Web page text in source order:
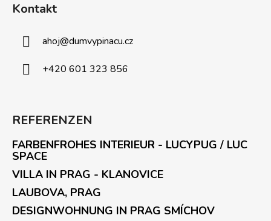
Kontakt
ahoj@dumvypinacu.cz
+420 601 323 856
REFERENZEN
FARBENFROHES INTERIEUR - LUCYPUG / LUC
SPACE
VILLA IN PRAG - KLANOVICE
LAUBOVA, PRAG
DESIGNWOHNUNG IN PRAG SMÍCHOV